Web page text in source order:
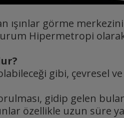
ışınlar görme
Hipermetropi
gibi, çevresel
gidip gelen
özellikle uzun süre